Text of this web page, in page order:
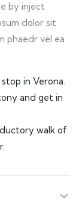
by inject
dolor sit
phaedr vel ea
in Verona.
and get in
walk of